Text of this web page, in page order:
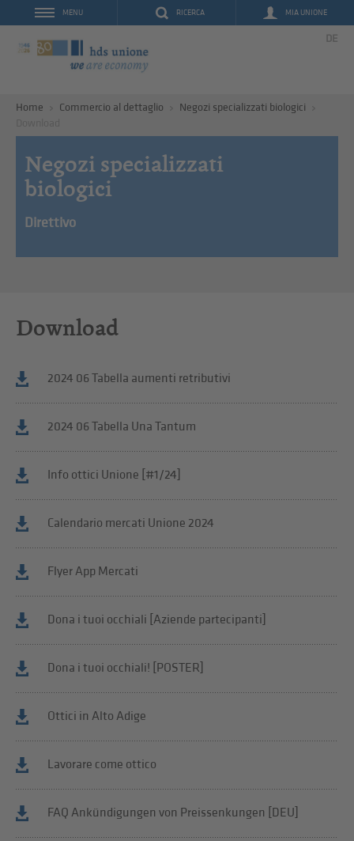
RICERCA MIA UNIONE
MENU
DE
Home Commercio al dettaglio
Negozi specializzati biologici
Negozi specializzati
biologici
Direttivo
Download
2024 06 Tabella aumenti retributivi
2024 06 Tabella Una Tantum
Info ottici Unione [#1/24]
Calendario mercati Unione 2024
Flyer App Mercati
Dona i tuoi occhiali [Aziende partecipanti]
Dona i tuoi occhiali! [POSTER]
Ottici in Alto Adige
Lavorare come ottico
FAQ Ankündigungen von Preissenkungen [DEU]